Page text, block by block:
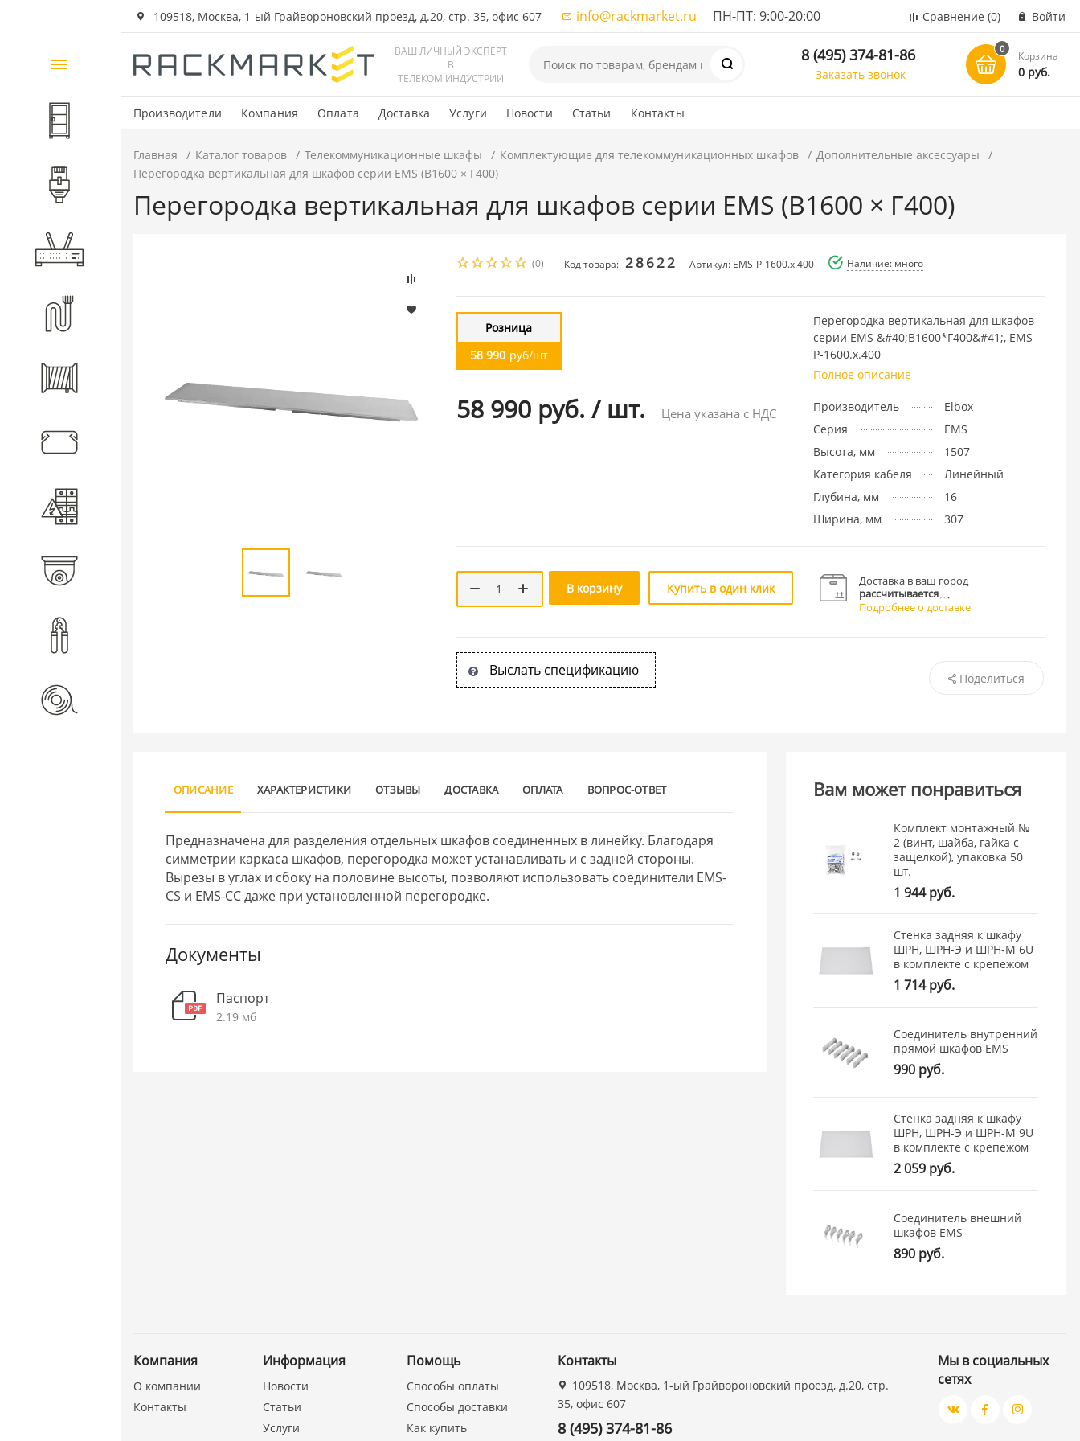
109518, Москва, 1-ый Грайвороновский проезд, д.20, стр. 35, офис 607 info@rackmarket.ru ПН-ПТ: 9:00-20:00 Сравнение (0) Войти
ВАШ ЛИЧНЫЙ ЭКСПЕРТ
В
ТЕЛЕКОМ ИНДУСТРИИ
8 (495) 374-81-86
Заказать звонок
0
Корзина
0 руб.
Производители Компания Оплата Доставка Услуги Новости Статьи Контакты
Каталог
товаров
Шкафы и стойки
Компоненты СКС
Главная Каталог товаров Телекоммуникационные шкафы Комплектующие для телекоммуникационных шкафов
Дополнительные аксессуары
Перегородка вертикальная для шкафов серии EMS (В1600 × Г400)
Перегородка вертикальная для шкафов серии EMS (В1600 × Г400)
(0) Код товара: 28622 Артикул: EMS-P-1600.x.400 Наличие: много
Розница
58 990 руб/шт
58 990 руб. / шт. Цена указана с НДС
Перегородка вертикальная для шкафов
серии EMS &#40;В1600*Г400&#41;, EMS-
P-1600.x.400
Полное описание
Производитель
Elbox
Серия
EMS
Высота, мм
1507
Категория кабеля
Линейный
Глубина, мм
16
Ширина, мм
307
В корзину Купить в один клик
Доставка в ваш город
рассчитывается
Подробнее о доставке
Выслать спецификацию Поделиться
ОПИСАНИЕ ХАРАКТЕРИСТИКИ ОТЗЫВЫ ДОСТАВКА ОПЛАТА ВОПРОС-ОТВЕТ
Предназначена для разделения отдельных шкафов соединенных в линейку. Благодаря
симметрии каркаса шкафов, перегородка может устанавливать и с задней стороны.
Вырезы в углах и сбоку на половине высоты, позволяют использовать соединители EMS-
CS и EMS-CC даже при установленной перегородке.
Документы
Паспорт
2.19 мб
Вам может понравиться
Комплект монтажный №
2 (винт, шайба, гайка с
защелкой), упаковка 50
шт.
1 944 руб.
Стенка задняя к шкафу
ШРН, ШРН-Э и ШРН-М 6U
в комплекте с крепежом
1 714 руб.
Соединитель внутренний
прямой шкафов EMS
990 руб.
Стенка задняя к шкафу
ШРН, ШРН-Э и ШРН-М 9U
в комплекте с крепежом
2 059 руб.
Соединитель внешний
шкафов EMS
890 руб.
Компания
О компании
Контакты
Информация
Новости
Статьи
Услуги
Помощь
Способы оплаты
Способы доставки
Как купить
Контакты
109518, Москва, 1-ый Грайвороновский проезд, д.20, стр.
35, офис 607
8 (495) 374-81-86
Мы в социальных
сетях